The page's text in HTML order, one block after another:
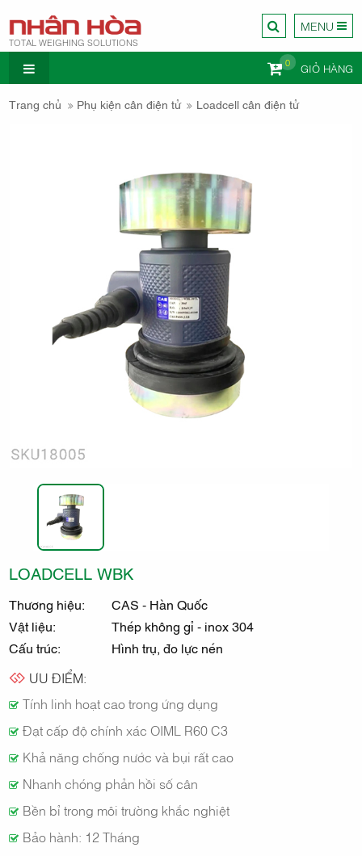
TOTAL WEIGHING SOLUTIONS
MENU
GIỎ HÀNG
0
CÔNG TY
CÂN
ĐIỆN TỬ
NHÂN
HÒA
Trang chủ Phụ kiện cân điện tử Loadcell cân điện tử
LOADCELL WBK
Thương hiệu:
CAS - Hàn Quốc
Vật liệu:
Thép không gỉ - inox 304
Cấu trúc:
Hình trụ, đo lực nén
ƯU ĐIỂM:
Tính linh hoạt cao trong ứng dụng
Đạt cấp độ chính xác OIML R60 C3
Khả năng chống nước và bụi rất cao
Nhanh chóng phản hồi số cân
Bền bỉ trong môi trường khắc nghiệt
Bảo hành: 12 Tháng